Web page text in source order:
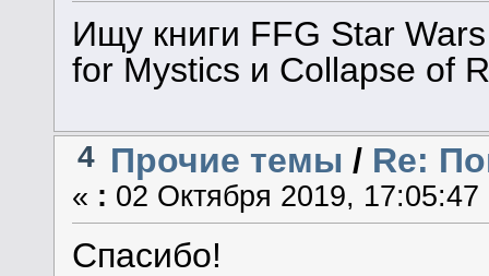
Ищу книги FFG Star
for Mystics и Collapse of
4 Прочие темы / Re:
« : 02 Октября 2019, 17:05:47
Спасибо!